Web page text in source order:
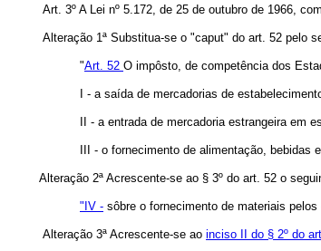
Art. 3º A Lei nº 5.172, de 25 de outubro de 1966,
Alteração 1ª Substitua-se o "caput" do art. 52 pelo
"Art. 52 O impôsto, de competência dos
I - a saída de mercadorias de
II - a entrada de mercadoria estrangeira em
III - o fornecimento de alimentação,
Alteração 2ª Acrescente-se ao § 3º do art. 52 o
"IV - sôbre o fornecimento de materiais
Alteração 3ª Acrescente-se ao inciso II do § 2º do